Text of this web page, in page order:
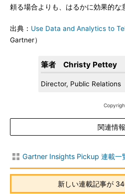
頼る場合よりも、はるかに効果的な
出典： Use Data and Analytics to
Gartner）
筆者 Christy Pettey
Director, Public Relations
関連情報
Gartner Insights Pickup 連載一
新しい連載記事が